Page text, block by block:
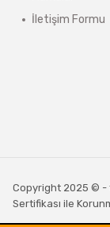
İletişim Formu
Copyright 2025 © -
Sertifikası ile